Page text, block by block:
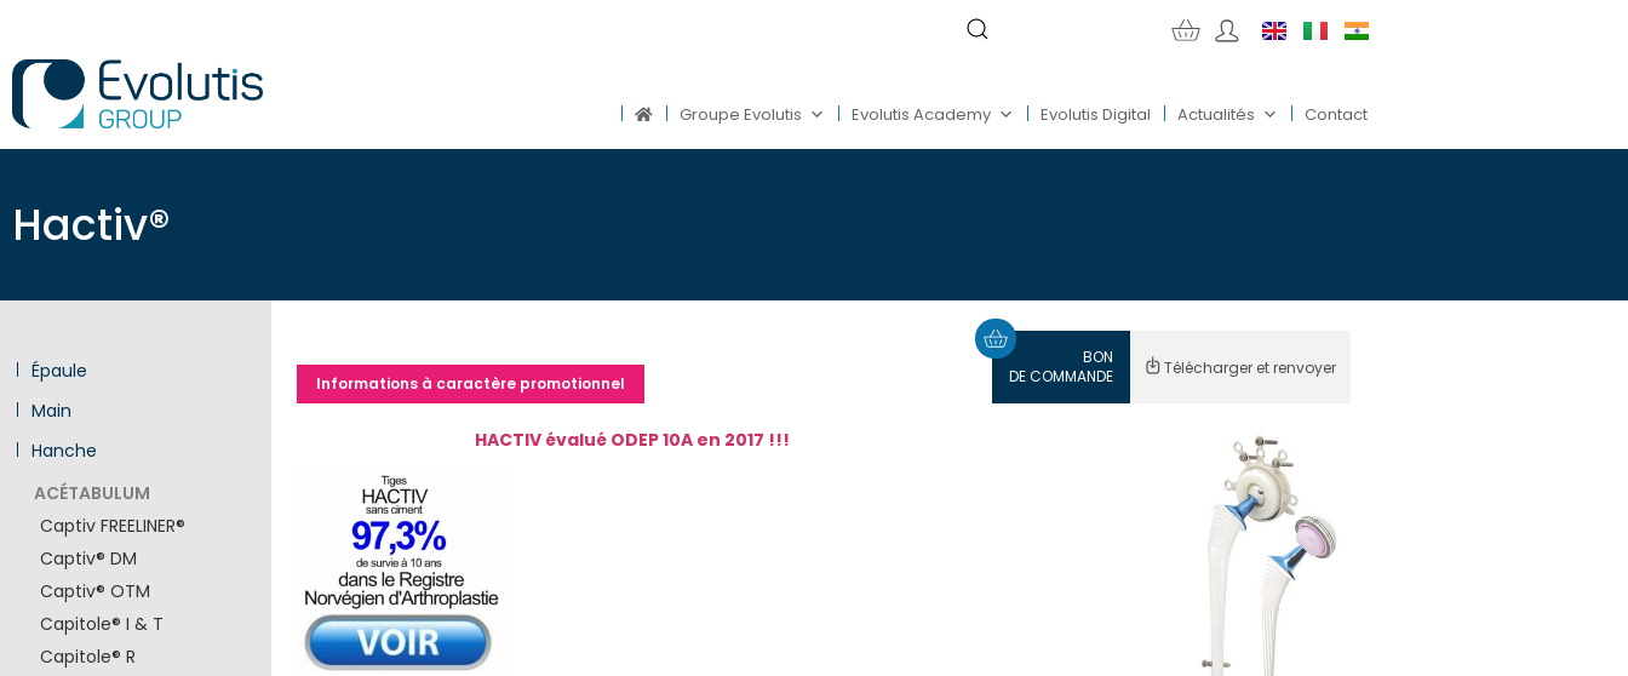
Groupe Evolutis Evolutis Academy Evolutis Digital Actualités Contact
Hactiv®
Épaule
Main
Hanche
ACÉTABULUM
Captiv FREELINER®
Captiv® DM
Captiv® OTM
Capitole® I & T
Capitole® R
Informations à caractère promotionnel
BON
DE COMMANDE
Télécharger et renvoyer
HACTIV évalué ODEP 10A en 2017 !!!